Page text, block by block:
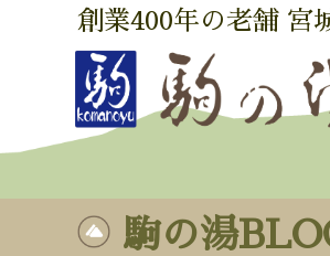
創業400年の老舗 宮
駒の湯